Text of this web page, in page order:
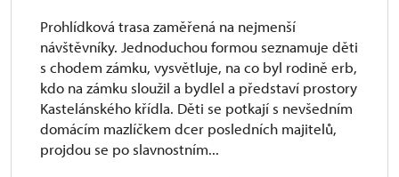
Prohlídková trasa zaměřená na nejmenší
návštěvníky. Jednoduchou formou seznamuje děti
s chodem zámku, vysvětluje, na co byl rodině erb,
kdo na zámku sloužil a bydlel a představí prostory
Kastelánského křídla. Děti se potkají s nevšedním
domácím mazlíčkem dcer posledních majitelů,
projdou se po slavnostním...